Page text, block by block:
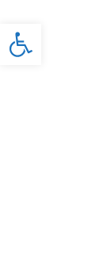
פתח